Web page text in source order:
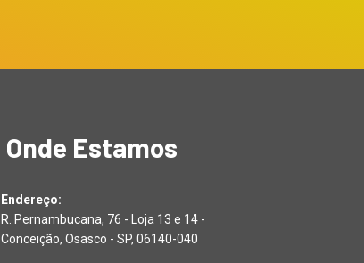
Onde Estamos
Endereço:
R. Pernambucana, 76 - Loja 13 e 14 -
Conceição, Osasco - SP, 06140-040